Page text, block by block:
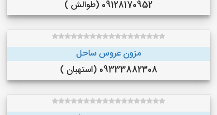
09128170952 (طوالش )
مزون عروس ساحل
09333882308 (استهبان )